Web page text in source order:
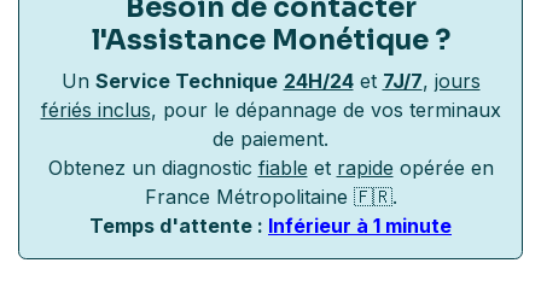
Besoin de contacter
l'Assistance Monétique?
Un Service Technique 24H/24et 7J/7, jours
fériés inclus, pour le dépannage de vos terminaux
de paiement.
Obtenez un diagnostic fiable et rapide opérée en
France Métropolitaine 🇫🇷.
Temps d'attente : Inférieur à 1 minute